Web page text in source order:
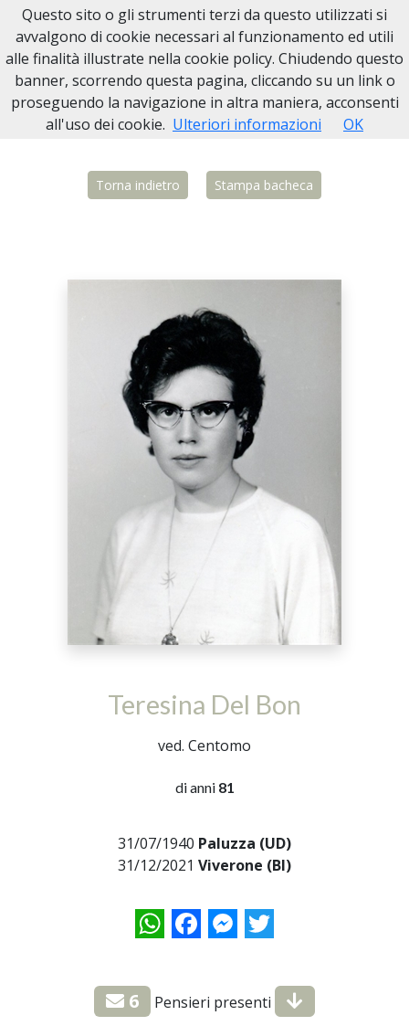
Necrologi Biella
Home Italia BI Candelo Teresina Del Bon
Torna indietro Stampa bacheca
Teresina Del Bon
ved. Centomo
di anni 81
31/07/1940 Paluzza (UD)
31/12/2021 Viverone (BI)
WhatsAppFacebookMessenger
Twitter
6 Pensieri presenti
Questo sito o gli strumenti terzi da questo utilizzati si
avvalgono di cookie necessari al funzionamento ed utili
alle finalità illustrate nella cookie policy. Chiudendo questo
banner, scorrendo questa pagina, cliccando su un link o
proseguendo la navigazione in altra maniera, acconsenti
all'uso dei cookie. Ulteriori informazioni OK